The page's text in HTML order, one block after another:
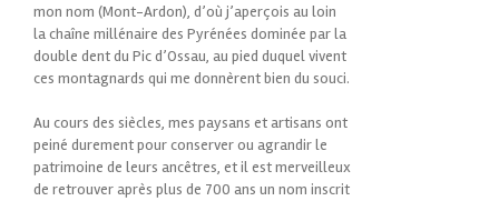
mon nom (Mont-Ardon), d’où j’aperçois au loin
la chaîne millénaire des Pyrénées dominée par la
double dent du Pic d’Ossau, au pied duquel vivent
ces montagnards qui me donnèrent bien du souci.
Au cours des siècles, mes paysans et artisans ont
peiné durement pour conserver ou agrandir le
patrimoine de leurs ancêtres, et il est merveilleux
de retrouver après plus de 700 ans un nom inscrit